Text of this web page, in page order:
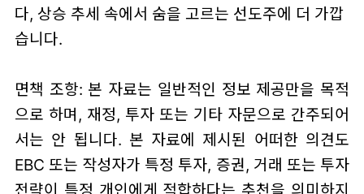
다, 상승 추세 속에서 숨을 고르는 선도주에 더 가깝
습니다.
면책 조항: 본 자료는 일반적인 정보 제공만을 목적
으로 하며, 재정, 투자 또는 기타 자문으로 간주되어
서는 안 됩니다. 본 자료에 제시된 어떠한 의견도
EBC 또는 작성자가 특정 투자, 증권, 거래 또는 투자
전략이 특정 개인에게 적합하다는 추천을 의미하지